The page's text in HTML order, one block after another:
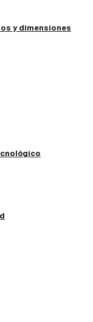
y dimensiones